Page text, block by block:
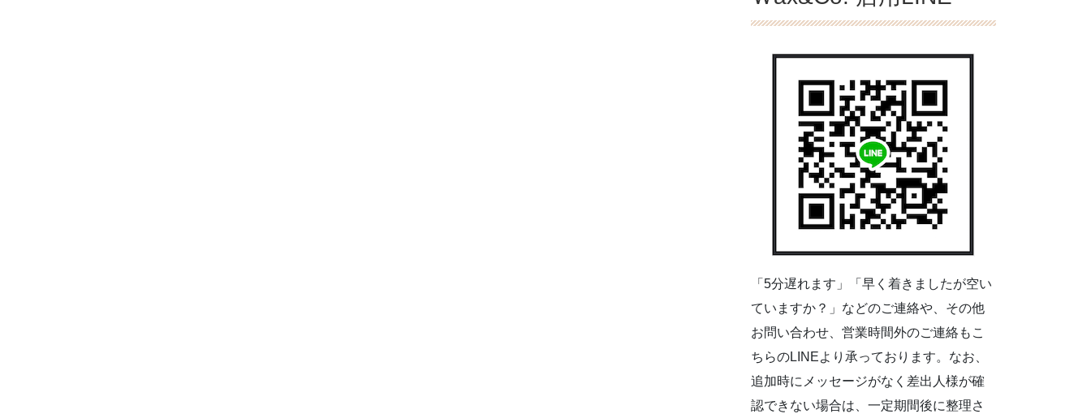
「5分遅れます」「早く着きましたが空い
ていますか？」などのご連絡や、その他
お問い合わせ、営業時間外のご連絡もこ
ちらのLINEより承っております。なお、
追加時にメッセージがなく差出人様が確
認できない場合は、一定期間後に整理さ